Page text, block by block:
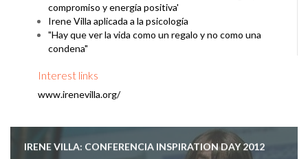
compromiso y energía positiva'
Irene Villa aplicada a la psicología
"Hay que ver la vida como un regalo y no como una
condena"
Interest links
www.irenevilla.org/
IRENE VILLA: CONFERENCIA INSPIRATION DAY 2012